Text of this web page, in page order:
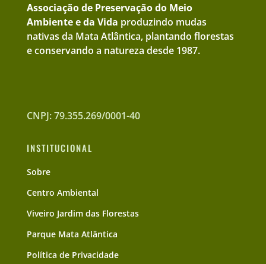
Associação de Preservação do Meio
Ambiente e da Vida produzindo mudas
nativas da Mata Atlântica, plantando florestas
e conservando a natureza desde 1987.
CNPJ: 79.355.269/0001-40
INSTITUCIONAL
Sobre
Centro Ambiental
Viveiro Jardim das Florestas
Parque Mata Atlântica
Política de Privacidade